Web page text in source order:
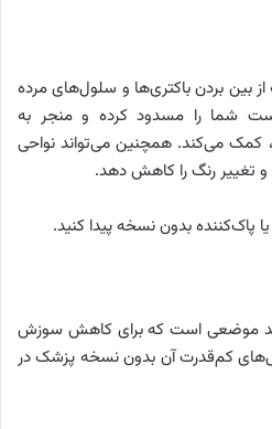
از بین بردن باکتری‌ها و سلول‌های مرده
شما را مسدود کرده و منجر به
می‌کند. همچنین می‌تواند نواحی
تغییر رنگ را کاهش دهد.
پاک‌کننده بدون نسخه پیدا کنید.
موضعی است که برای کاهش سوزش
کم‌قدرت آن بدون نسخه پزشک در